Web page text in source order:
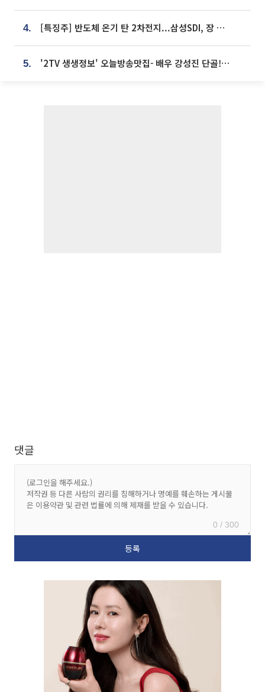
4. [특징주] 반도체 온기 탄 2차전지...삼성SDI, 장 초반 7% 넘게 껑충
5. '2TV 생생정보' 오늘방송맛집- 배우 강성진 단골! 쌀국수ㆍ푸팟퐁 커리 맛집 '블○○○'
댓글
0 / 300